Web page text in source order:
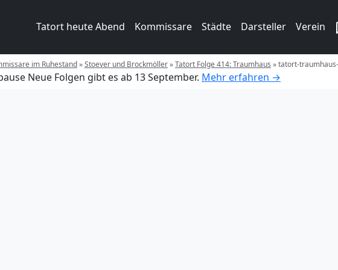
Tatort heute Abend Kommissare Städte Darsteller Verein
im Ruhestand»Stoever und Brockmöller»Tatort Folge 414: Traumhaus »tatort-
Neue Folgen gibt es ab 13 September. Mehr erfahren →